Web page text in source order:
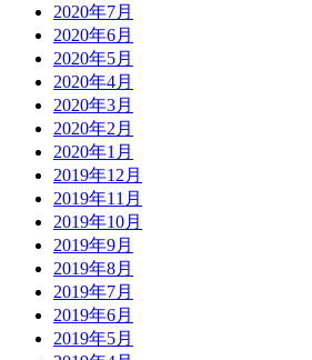
2020年7月
2020年6月
2020年5月
2020年4月
2020年3月
2020年2月
2020年1月
2019年12月
2019年11月
2019年10月
2019年9月
2019年8月
2019年7月
2019年6月
2019年5月